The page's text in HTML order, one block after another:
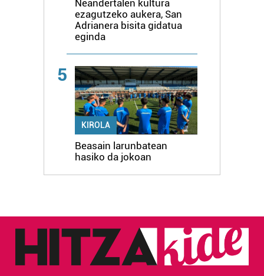
Neandertalen kultura
ezagutzeko aukera, San
Adrianera bisita gidatua
eginda
5
KIROLA
Beasain larunbatean
hasiko da jokoan